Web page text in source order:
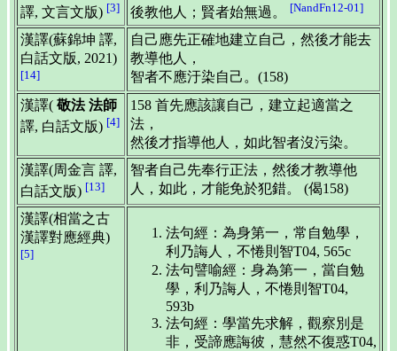
譯, 文言文版) [3]
後教他人；賢者始無過。
[NandFn12-01]
漢譯(蘇錦坤 譯,
白話文版, 2021)
[14]
自己應先正確地建立自己，然後才能去
教導他人，
智者不應汙染自己。(158)
漢譯( 敬法 法師
譯, 白話文版) [4]
158 首先應該讓自己，建立起適當之
法，
然後才指導他人，如此智者沒污染。
漢譯(周金言 譯,
白話文版) [13]
智者自己先奉行正法，然後才教導他
人，如此，才能免於犯錯。 (偈158)
漢譯(相當之古
漢譯對應經典)
[5]
法句經：為身第一，常自勉學，
利乃誨人，不惓則智T04, 565c
法句譬喻經：身為第一，當自勉
學，利乃誨人，不惓則智T04,
593b
法句經：學當先求解，觀察別是
非，受諦應誨彼，慧然不復惑T04,